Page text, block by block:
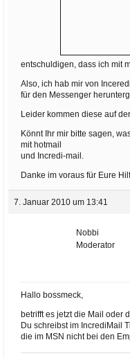
entschuldigen, dass ich mit
Also, ich hab mir von
für den Messenger
Leider kommen diese auf
Könnt Ihr mir bitte sagen,
mit hotmail
und Incredi-mail.
Danke im voraus für Eure
7. Januar 2010 um 13:41
Nobbi
Moderator
Hallo bossmeck,
betrifft es jetzt die Mail oder
Du schreibst im IncrediMail
die im MSN nicht bei den